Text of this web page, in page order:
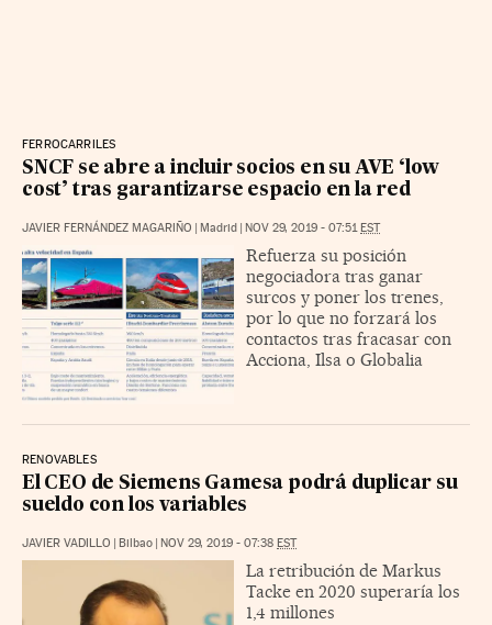
FERROCARRILES
SNCF se abre a incluir socios en su AVE ‘low
cost’ tras garantizarse espacio en la red
JAVIER FERNÁNDEZ MAGARIÑO Madrid NOV 29, 2019 - 07:51 EST
Refuerza su posición
negociadora tras ganar
surcos y poner los trenes,
por lo que no forzará los
contactos tras fracasar con
Acciona, Ilsa o Globalia
RENOVABLES
El CEO de Siemens Gamesa podrá duplicar su
sueldo con los variables
JAVIER VADILLO Bilbao NOV 29, 2019 - 07:38 EST
La retribución de Markus
Tacke en 2020 superaría los
1,4 millones